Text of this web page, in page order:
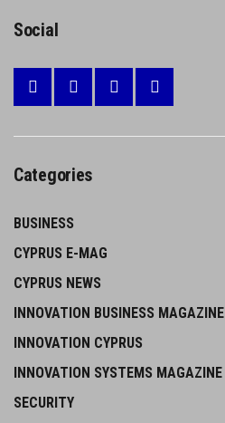
Social
Categories
BUSINESS
CYPRUS E-MAG
CYPRUS NEWS
INNOVATION BUSINESS MAGAZINE
INNOVATION CYPRUS
INNOVATION SYSTEMS MAGAZINE
SECURITY